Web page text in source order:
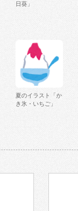
日葵」
夏のイラスト「か
き氷・いちご」